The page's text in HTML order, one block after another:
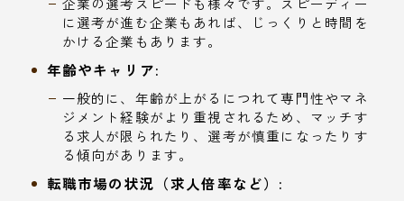
に選考が進む企業もあれば、じっくりと時間を
かける企業もあります。
年齢やキャリア:
一般的に、年齢が上がるにつれて専門性やマネ
ジメント経験がより重視されるため、マッチす
る求人が限られたり、選考が慎重になったりす
る傾向があります。
転職市場の状況（求人倍率など）: